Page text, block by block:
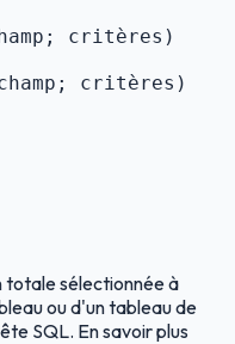
critères)
champ; critères)
totale sélectionnée à
ou d'un tableau de
SQL. En savoir plus